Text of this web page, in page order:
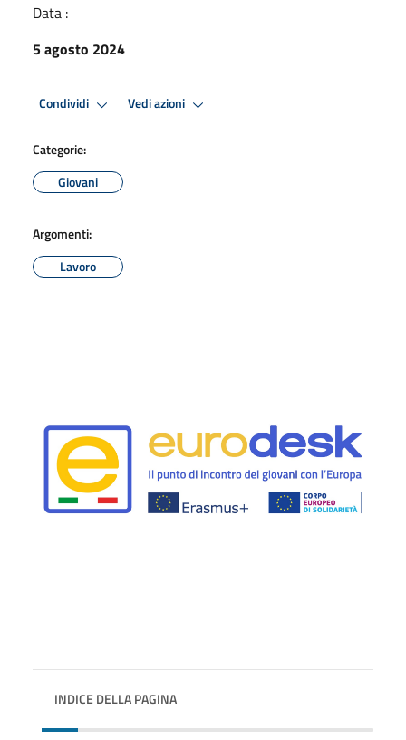
Data :
5 agosto 2024
Condividi Vedi azioni
Categorie:
Giovani
Argomenti:
Lavoro
INDICE DELLA PAGINA